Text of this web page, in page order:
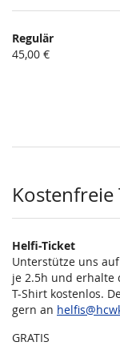
Regulär
45,00 €
Kostenfreie
Helfi-Ticket
Unterstütze uns
je 2.5h und erhalte
T-Shirt kostenlos.
gern an
GRATIS